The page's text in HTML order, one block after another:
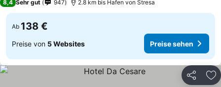
8,4 Sehr gut 947 2.8 km bis Hafen von Stresa
Ab 138 €
Preise von 5 Websites Preise sehen
Teilen